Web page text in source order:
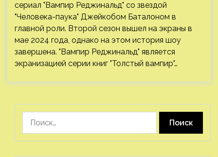
сериал "Вампир Реджинальд" со звездой
"Человека-паука" Джейкобом Баталоном в
главной роли. Второй сезон вышел на экраны в
мае 2024 года, однако на этом история шоу
завершена. "Вампир Реджинальд" является
экранизацией серии книг "Толстый вампир"…